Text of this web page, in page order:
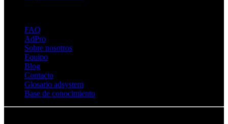
FAQ
AdPro
Sobre nosotros
Equipo
Blog
Contacto
Glosario adsystem
Base de conocimiento